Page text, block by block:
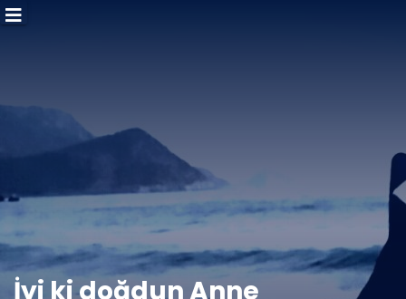
İyi ki doğdun Anne